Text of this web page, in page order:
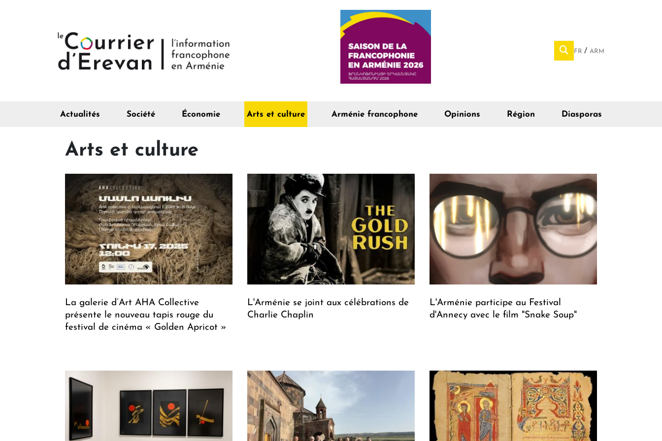
FR ARM
Actualités Société Économie Arts et culture Arménie francophone Opinions Région Diasporas
Arts et culture
La galerie d’Art AHA Collective
présente le nouveau tapis rouge du
festival de cinéma « Golden Apricot »
L'Arménie se joint aux célébrations de
Charlie Chaplin
L'Arménie participe au Festival
d'Annecy avec le film "Snake Soup"